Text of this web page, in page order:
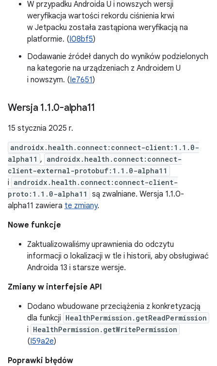
W przypadku Androida U i nowszych wersji
weryfikacja wartości rekordu ciśnienia krwi
w Jetpacku została zastąpiona weryfikacją na
platformie. (I08bf5)
Dodawanie źródeł danych do wyników podzielonych
na kategorie na urządzeniach z Androidem U
i nowszym. (Ie7651)
Wersja 1.1.0-alpha11
15 stycznia 2025 r.
androidx.health.connect:connect-client:1.1.0-
alpha11 , androidx.health.connect:connect-
client-external-protobuf:1.1.0-alpha11
i androidx.health.connect:connect-client-
proto:1.1.0-alpha11
są zwalniane. Wersja 1.1.0-
alpha11 zawiera te zmiany.
Nowe funkcje
Zaktualizowaliśmy uprawnienia do odczytu
informacji o lokalizacji w tle i historii, aby obsługiwać
Androida 13 i starsze wersje.
Zmiany w interfejsie API
Dodano wbudowane przeciążenia z konkretyzacją
dla funkcji HealthPermission.getReadPermission
i HealthPermission.getWritePermission
(I59a2e)
Poprawki błędów